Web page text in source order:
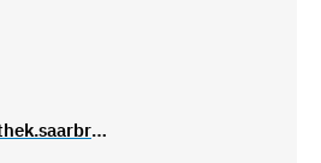
www.stadtbibliothek.saarbruecken.de